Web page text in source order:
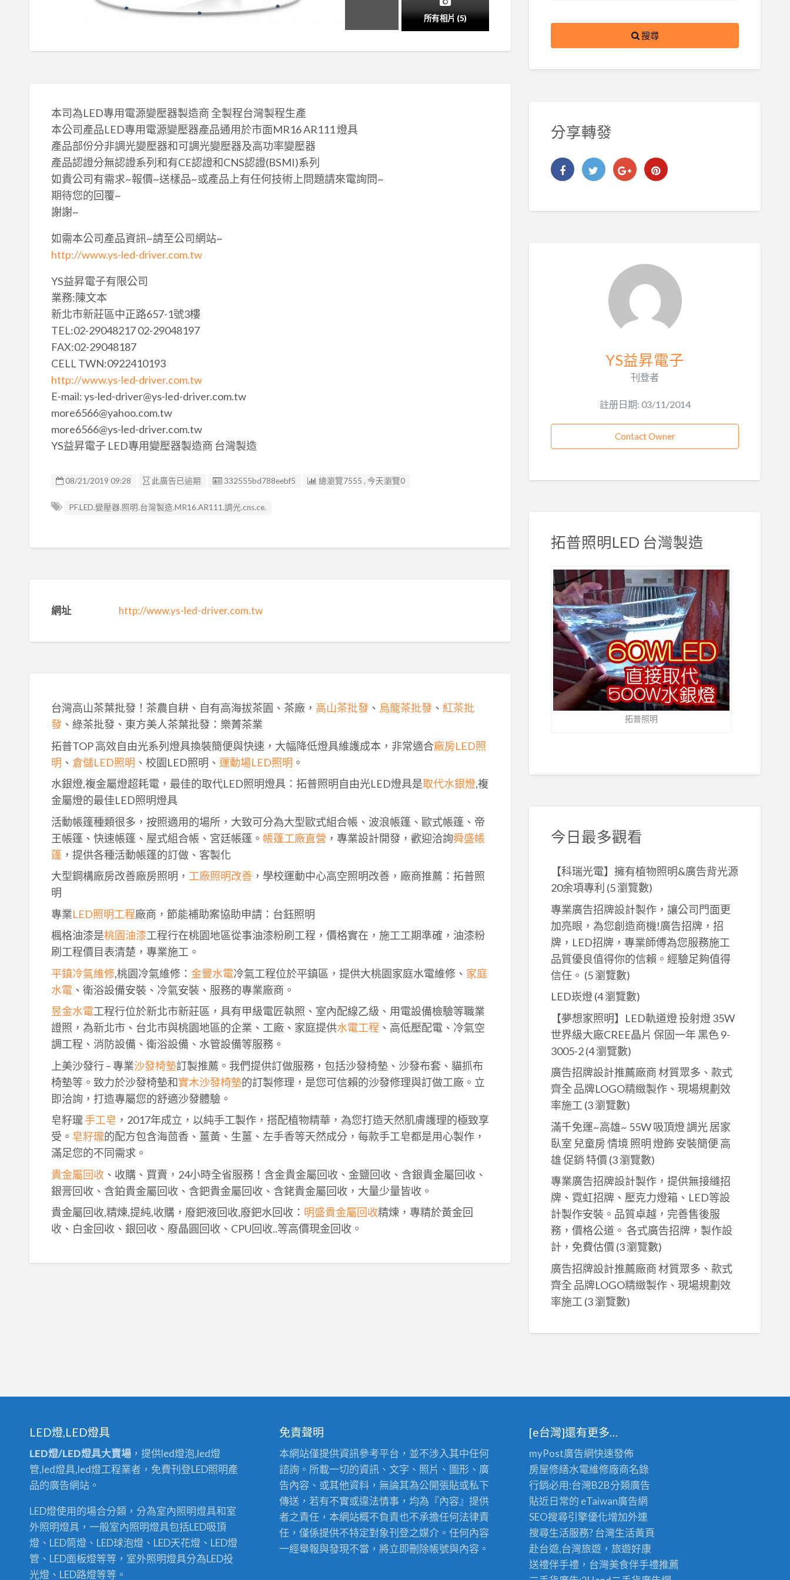
所有相片 (5)
本司為LED專用電源變壓器製造商 全製程台灣製程生產
本公司產品LED專用電源變壓器產品通用於市面MR16 AR111 燈具
產品部份分非調光變壓器和可調光變壓器及高功率變壓器
產品認證分無認證系列和有CE認證和CNS認證(BSMI)系列
如貴公司有需求~報價~送樣品~或產品上有任何技術上問題請來電詢問~
期待您的回覆~
謝謝~
如需本公司產品資訊~請至公司網站~
http://www.ys-led-driver.com.tw
YS益昇電子有限公司
業務:陳文本
新北市新莊區中正路657-1號3樓
TEL:02-29048217 02-29048197
FAX:02-29048187
CELL TWN:0922410193
http://www.ys-led-driver.com.tw
E-mail: ys-led-driver@ys-led-driver.com.tw
more6566@yahoo.com.tw
more6566@ys-led-driver.com.tw
YS益昇電子 LED專用變壓器製造商 台灣製造
08/21/2019 09:28 此廣告已逾期 廣告编號
332555bd788eebf5 總瀏覽7555 , 今天瀏覽0
PF.LED.變壓器.照明.台灣製造.MR16.AR111.調光.cns.ce.
網址 http://www.ys-led-driver.com.tw
台灣高山茶葉批發！茶農自耕、自有高海拔茶園、茶廠， 高山茶批發、 烏龍茶批發、 紅茶批
發、綠茶批發、東方美人茶葉批發：樂菁茶業
拓普TOP 高效自由光系列燈具換裝簡便與快速，大幅降低燈具維護成本，非常適合廠房LED照
明 、 倉儲LED照明 、校園LED照明、 運動場LED照明 。
水銀燈,複金屬燈超耗電，最佳的取代LED照明燈具：拓普照明自由光LED燈具是取代水銀燈,複
金屬燈的最佳LED照明燈具
活動帳篷種類很多，按照適用的場所，大致可分為大型歐式組合帳、波浪帳篷、歐式帳篷、帝
王帳篷、快速帳篷、屋式組合帳、宮廷帳篷。 帳篷工廠直營 ，專業設計開發，歡迎洽詢舜盛帳
篷，提供各種活動帳篷的訂做、客製化
大型鋼構廠房改善廠房照明， 工廠照明改善，學校運動中心高空照明改善，廠商推薦：拓普照
明
專業LED照明工程廠商，節能補助案協助申請：台鈺照明
楓格油漆是桃園油漆工程行在桃園地區從事油漆粉刷工程，價格實在，施工工期準確，油漆粉
刷工程價目表清楚，專業施工。
平鎮冷氣維修,桃園冷氣維修： 金豐水電冷氣工程位於平鎮區，提供大桃園家庭水電維修、 家庭
水電、衛浴設備安裝、冷氣安裝、服務的專業廠商。
昱金水電工程行位於新北市新莊區，具有甲級電匠執照、室內配線乙級、用電設備檢驗等職業
證照，為新北市、台北市與桃園地區的企業、工廠、家庭提供水電工程 、高低壓配電、冷氣空
調工程、消防設備、衛浴設備、水管設備等服務。
上美沙發行 – 專業沙發椅墊訂製推薦。我們提供訂做服務，包括沙發椅墊、沙發布套、貓抓布
椅墊等。致力於沙發椅墊和實木沙發椅墊的訂製修理，是您可信賴的沙發修理與訂做工廠。立
即洽詢，打造專屬您的舒適沙發體驗。
皂籽瓏手工皂 ，2017年成立，以純手工製作，搭配植物精華，為您打造天然肌膚護理的極致享
受。 皂籽瓏的配方包含海茴香、薑黃、生薑、左手香等天然成分，每款手工皂都是用心製作，
滿足您的不同需求。
貴金屬回收、收購、買賣，24小時全省服務！含金貴金屬回收、金鹽回收、含銀貴金屬回收、
銀膏回收、含鉑貴金屬回收、含鈀貴金屬回收、含銠貴金屬回收，大量少量皆收。
貴金屬回收,精煉,提純,收購，廢鈀液回收,廢鈀水回收： 明盛貴金屬回收精煉，專精於黃金回
收、白金回收、銀回收、廢晶圓回收、CPU回收..等高價現金回收。
搜尋
分享轉發
YS益昇電子
刊登者
註册日期: 03/11/2014
Contact Owner
拓普照明LED 台灣製造
拓普照明
今日最多觀看
【科瑞光電】擁有植物照明&廣告背光源
20余項專利 (5 瀏覽數)
專業廣告招牌設計製作，讓公司門面更
加亮眼，為您創造商機!廣告招牌，招
牌，LED招牌，專業師傅為您服務施工
品質優良值得你的信賴。經驗足夠值得
信任。 (5 瀏覽數)
LED崁燈(4 瀏覽數)
【夢想家照明】LED軌道燈 投射燈 35W
世界級大廠CREE晶片 保固一年 黑色 9-
3005-2(4 瀏覽數)
廣告招牌設計推薦廠商 材質眾多、款式
齊全 品牌LOGO精緻製作、現場規劃效
率施工 (3 瀏覽數)
滿千免運~高雄~ 55W 吸頂燈 調光 居家
臥室 兒童房 情境 照明 燈飾 安裝簡便 高
雄 促銷 特價(3 瀏覽數)
專業廣告招牌設計製作，提供無接縫招
牌、霓虹招牌、壓克力燈箱、LED等設
計製作安裝。品質卓越，完善售後服
務，價格公道。 各式廣告招牌，製作設
計，免費估價(3 瀏覽數)
廣告招牌設計推薦廠商 材質眾多、款式
齊全 品牌LOGO精緻製作、現場規劃效
率施工 (3 瀏覽數)
LED燈,LED燈具
LED燈/LED燈具大賣場 ，提供led燈泡,led燈
管,led燈具,led燈工程業者，免費刊登LED照明產
品的廣告網站。
LED燈使用的場合分類，分為室內照明燈具和室
外照明燈具，一般室內照明燈具包括LED吸頂
燈、LED筒燈、LED球泡燈、LED天花燈、LED燈
管、LED面板燈等等，室外照明燈具分為LED投
光燈、LED路燈等等。
免責聲明
本網站僅提供資訊參考平台，並不涉入其中任何
諮詢。所載一切的資訊、文字、照片、圖形、廣
告內容、或其他資料，無論其為公開張貼或私下
傳送，若有不實或違法情事，均為『內容』提供
者之責任，本網站概不負責也不承擔任何法律責
任，僅係提供不特定對象刊登之媒介。任何內容
一經舉報與發現不當，將立即刪除帳號與內容。
[e台灣]還有更多…
myPost廣告網快速發佈
房屋修繕水電維修廠商名錄
行銷必用:台灣B2B分類廣告
貼近日常的 eTaiwan廣告網
SEO搜尋引擎優化增加外連
搜尋生活服務? 台灣生活黃頁
赴台遊,台灣旅遊 ，旅遊好康
送禮伴手禮，台灣美食伴手禮推薦